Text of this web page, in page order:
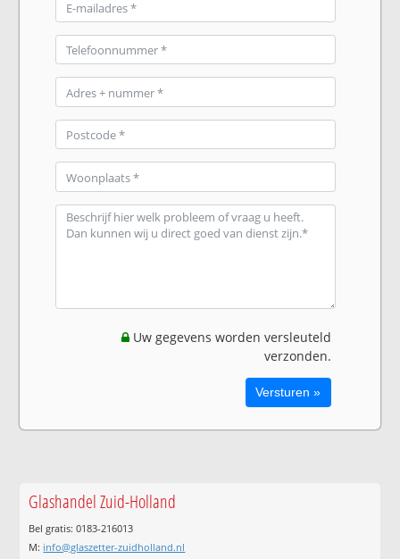
Uw gegevens worden versleuteld
verzonden.
Glashandel Zuid-Holland
Bel gratis: 0183-216013
M: info@glaszetter-zuidholland.nl